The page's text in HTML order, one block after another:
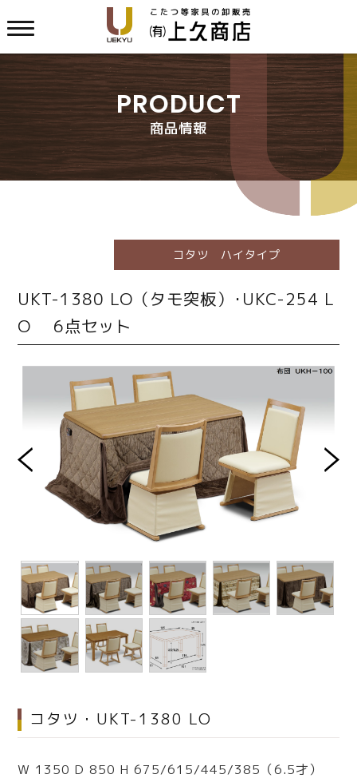
PRODUCT
商品情報
コタツ ハイタイプ
UKT-1380 LO（タモ突板）･UKC-254 L
O 6点セット
コタツ・UKT-1380 LO
W 1350 D 850 H 675/615/445/385（6.5才）